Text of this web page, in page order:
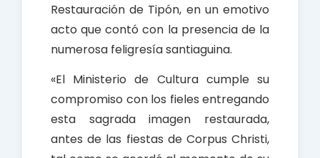
Restauración de Tipón, en un emotivo
acto que contó con la presencia de la
numerosa feligresía santiaguina.
«El Ministerio de Cultura cumple su
compromiso con los fieles entregando
esta sagrada imagen restaurada,
antes de las fiestas de Corpus Christi,